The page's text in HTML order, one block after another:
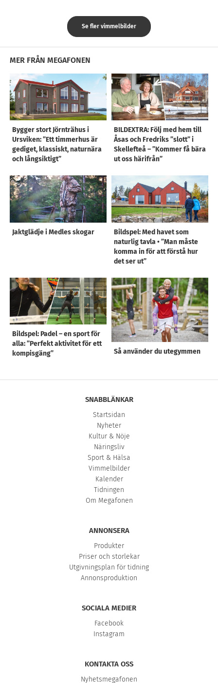
Se fler vimmelbilder
MER FRÅN MEGAFONEN
Bygger stort Jörnträhus i
Ursviken: ”Ett timmerhus är
gediget, klassiskt, naturnära
och långsiktigt”
BILDEXTRA: Följ med hem till
Åsas och Fredriks ”slott” i
Skellefteå – ”Kommer få bära
ut oss härifrån”
Jaktglädje i Medles skogar
Bildspel: Med havet som
naturlig tavla • ”Man måste
komma in för att förstå hur
det ser ut”
Bildspel: Padel – en sport för
alla: ”Perfekt aktivitet för ett
kompisgäng”
Så använder du utegymmen
SNABBLÄNKAR
Startsidan
Nyheter
Kultur & Nöje
Näringsliv
Sport & Hälsa
Vimmelbilder
Kalender
Tidningen
Om Megafonen
ANNONSERA
Produkter
Priser och storlekar
Utgivningsplan för tidning
Annonsproduktion
SOCIALA MEDIER
Facebook
Instagram
KONTAKTA OSS
Nyhetsmegafonen